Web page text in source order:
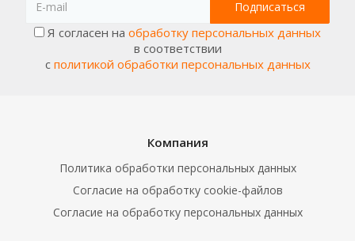
Я согласен на обработку персональных данных
в соответствии
с политикой обработки персональных данных
Компания
Политика обработки персональных данных
Согласие на обработку cookie-файлов
Согласие на обработку персональных данных